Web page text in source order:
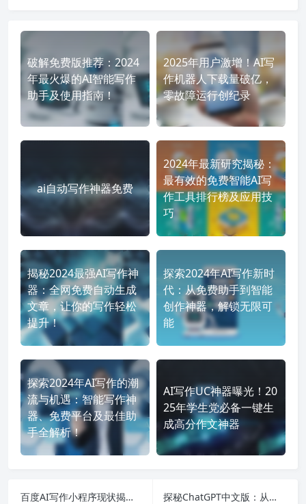
破解免费版推荐：2024
年最火爆的AI智能写作
助手及使用指南！
2025年用户激增！AI写
作机器人下载量破亿，
零故障运行创纪录
ai自动写作神器免费
2024年最新研究揭秘：
最有效的免费智能AI写
作工具排行榜及应用技
巧
揭秘2024最强AI写作神
器：全网免费自动生成
文章，让你的写作轻松
提升！
探索2024年AI写作新时
代：从免费助手到智能
创作神器，解锁无限可
能
探索2024年AI写作的潮
流与机遇：智能写作神
器、免费平台及最佳助
手全解析！
AI写作UC神器曝光！20
25年学生党必备一键生
成高分作文神器
百度AI写作小程序现状揭秘，笔灵AI写作如何引领行业变革？
探秘ChatGPT中文版：从官网手机版到功能解析，一网打尽你的疑问与使用攻略